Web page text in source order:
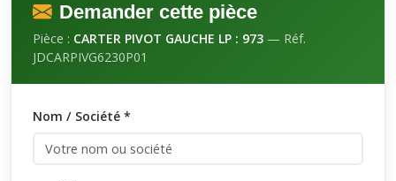
Demander cette pièce
Pièce : CARTER PIVOT GAUCHE LP : 973 — Réf.
JDCARPIVG6230P01
Nom / Société *